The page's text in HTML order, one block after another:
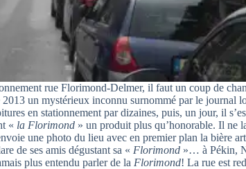
rue Florimond-Delmer, il faut un coup de
un mystérieux inconnu surnommé par le journal
en stationnement par dizaines, puis, un jour, il
« la Florimond » un produit plus qu’honorable. Il ne
une photo du lieu avec en premier plan la bière
de ses amis dégustant sa « Florimond »… à Pékin,
plus entendu parler de la Florimond! La rue est